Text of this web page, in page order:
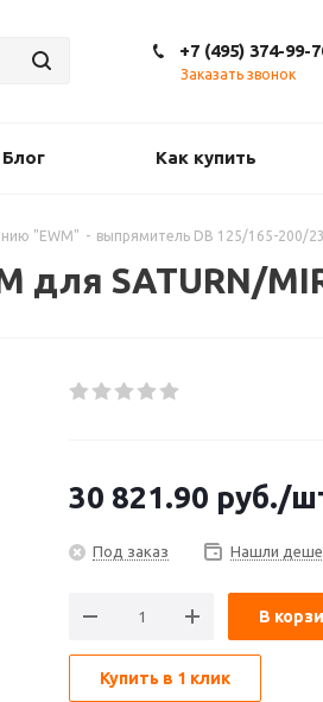
+7 (495) 374-99-
Заказать звонок
Блог Как купить
"EWM" - выпрямитель DB 125/165-200/
для SATURN/
30 821.90 руб./
Под заказ Нашли
В
Купить в 1 клик